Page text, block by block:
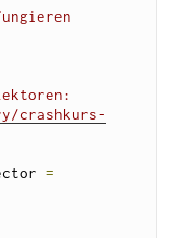
crashkurs-
=